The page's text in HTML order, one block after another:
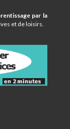
par la
et de loisirs.